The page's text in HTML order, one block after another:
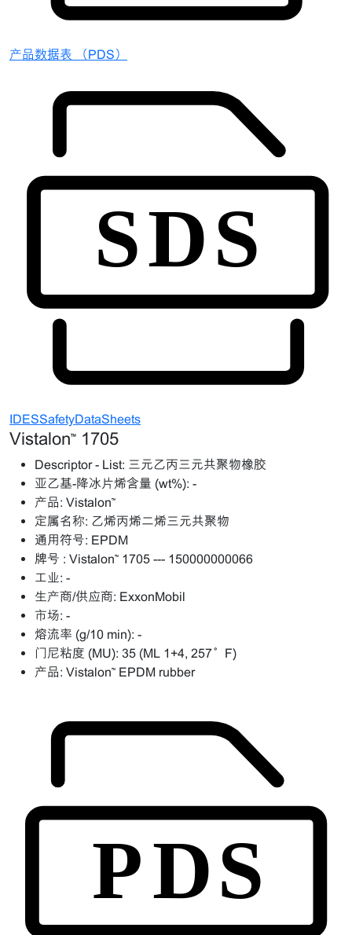
产品数据表 （PDS）
IDESSafetyDataSheets
Vistalon™ 1705
Descriptor - List: 三元乙丙三元共聚物橡胶
亚乙基-降冰片烯含量 (wt%): -
产品: Vistalon™
定属名称: 乙烯丙烯二烯三元共聚物
通用符号: EPDM
牌号 : Vistalon™ 1705 --- 150000000066
工业: -
生产商/供应商: ExxonMobil
市场: -
熔流率 (g/10 min): -
门尼粘度 (MU): 35 (ML 1+4, 257°F)
产品: Vistalon™ EPDM rubber